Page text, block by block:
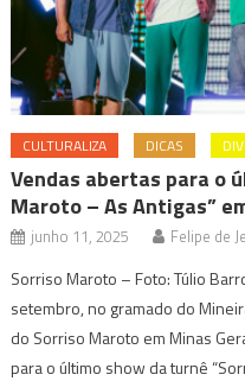
CULTURALIZA DICAS
Vendas abertas para o
Maroto – As Antigas”
junho 11, 2025 Felipe de
Sorriso Maroto – Foto: Túlio
setembro, no gramado do
do Sorriso Maroto em Minas
para o último show da turnê